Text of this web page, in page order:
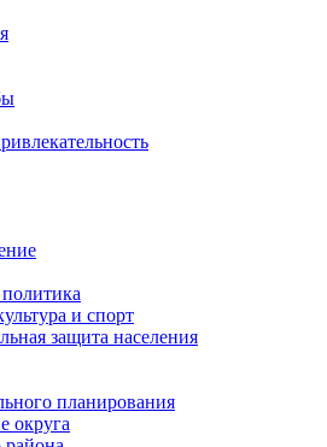
и спорт
защита населения
планирования
округа